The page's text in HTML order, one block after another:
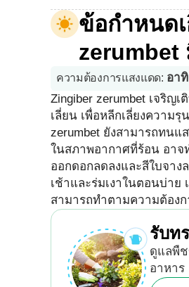
ข้อกำหนด
zerumbet
ความต้องการแสงแดด: อา
Zingiber zerumbet เจริญ
เลี่ยน เพื่อหลีกเลี่ยงความ
zerumbet ยังสามารถทนแ
ในสภาพอากาศที่ร้อน อาจ
ออกดอกลดลงและสีใบจา
เช้าและร่มเงาในตอนบ่าย
สามารถทำตามความต้อง
รับท
ดูแลพื
อาหาร